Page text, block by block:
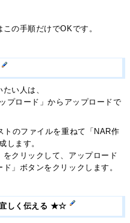
の手順だけでOKです。
い人は、
プロード」からアップロードで
のファイルを重ねて「NAR作
します。
クリックして、アップロード
」ボタンをクリックします。
宜しく伝える ★☆